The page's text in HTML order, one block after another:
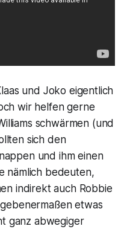
und Joko eigentlich
wir helfen gerne
schwärmen (und
sich den
und ihm einen
nämlich bedeuten,
indirekt auch Robbie
etwas
ganz abwegiger